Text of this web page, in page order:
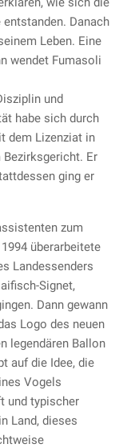
Danach
Leben. Eine
wendet Fumasoli
und
habe sich durch
dem Lizenziat in
Bezirksgericht. Er
ging er
zum
überarbeitete
Landessenders
Signet,
Dann gewann
Logo des neuen
legendären Ballon
auf die Idee, die
Vogels
und typischer
Land, dieses